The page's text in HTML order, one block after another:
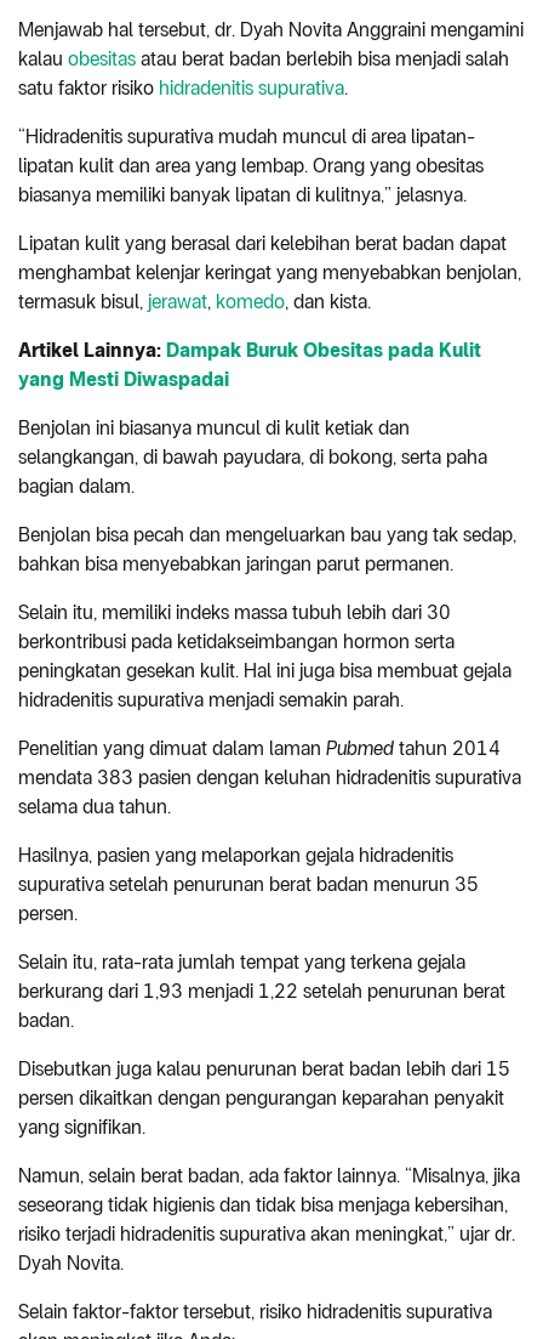
Menjawab hal tersebut, dr. Dyah Novita Anggraini mengamini
kalau obesitas atau berat badan berlebih bisa menjadi salah
satu faktor risiko hidradenitis supurativa.
“Hidradenitis supurativa mudah muncul di area lipatan-
lipatan kulit dan area yang lembap. Orang yang obesitas
biasanya memiliki banyak lipatan di kulitnya,” jelasnya.
Lipatan kulit yang berasal dari kelebihan berat badan dapat
menghambat kelenjar keringat yang menyebabkan benjolan,
termasuk bisul, jerawat, komedo, dan kista.
Artikel Lainnya: Dampak Buruk Obesitas pada Kulit
yang Mesti Diwaspadai
Benjolan ini biasanya muncul di kulit ketiak dan
selangkangan, di bawah payudara, di bokong, serta paha
bagian dalam.
Benjolan bisa pecah dan mengeluarkan bau yang tak sedap,
bahkan bisa menyebabkan jaringan parut permanen.
Selain itu, memiliki indeks massa tubuh lebih dari 30
berkontribusi pada ketidakseimbangan hormon serta
peningkatan gesekan kulit. Hal ini juga bisa membuat gejala
hidradenitis supurativa menjadi semakin parah.
Penelitian yang dimuat dalam laman Pubmed tahun 2014
mendata 383 pasien dengan keluhan hidradenitis supurativa
selama dua tahun.
Hasilnya, pasien yang melaporkan gejala hidradenitis
supurativa setelah penurunan berat badan menurun 35
persen.
Selain itu, rata-rata jumlah tempat yang terkena gejala
berkurang dari 1,93 menjadi 1,22 setelah penurunan berat
badan.
Disebutkan juga kalau penurunan berat badan lebih dari 15
persen dikaitkan dengan pengurangan keparahan penyakit
yang signifikan.
Namun, selain berat badan, ada faktor lainnya. “Misalnya, jika
seseorang tidak higienis dan tidak bisa menjaga kebersihan,
risiko terjadi hidradenitis supurativa akan meningkat,” ujar dr.
Dyah Novita.
Selain faktor-faktor tersebut, risiko hidradenitis supurativa